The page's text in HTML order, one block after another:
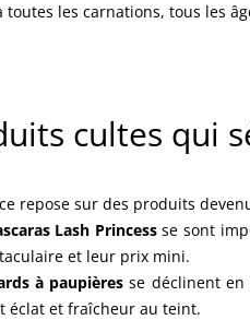
les carnations, tous les
cultes qui
repose sur des produits
Lash Princessse sont
et leur prix mini.
à paupières se déclinent en
éclat et fraîcheur au teint.